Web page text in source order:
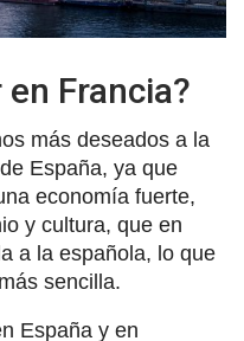
Francia?
más deseados a la
España, ya que
economía fuerte,
y cultura, que en
a la española, lo que
sencilla.
España y en